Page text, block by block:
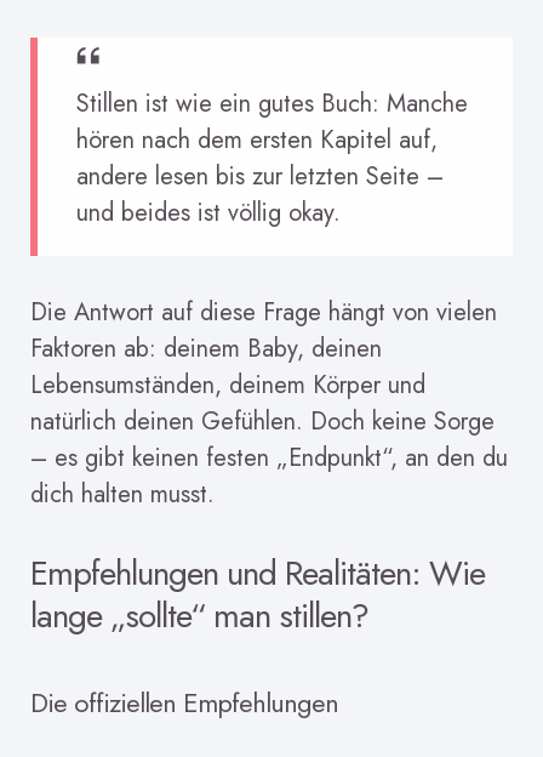
Stillen ist wie ein gutes Buch: Manche
hören nach dem ersten Kapitel auf,
andere lesen bis zur letzten Seite –
und beides ist völlig okay.
Die Antwort auf diese Frage hängt von vielen
Faktoren ab: deinem Baby, deinen
Lebensumständen, deinem Körper und
natürlich deinen Gefühlen. Doch keine Sorge
– es gibt keinen festen „Endpunkt“, an den du
dich halten musst.
Empfehlungen und Realitäten: Wie
lange „sollte“ man stillen?
Die offiziellen Empfehlungen